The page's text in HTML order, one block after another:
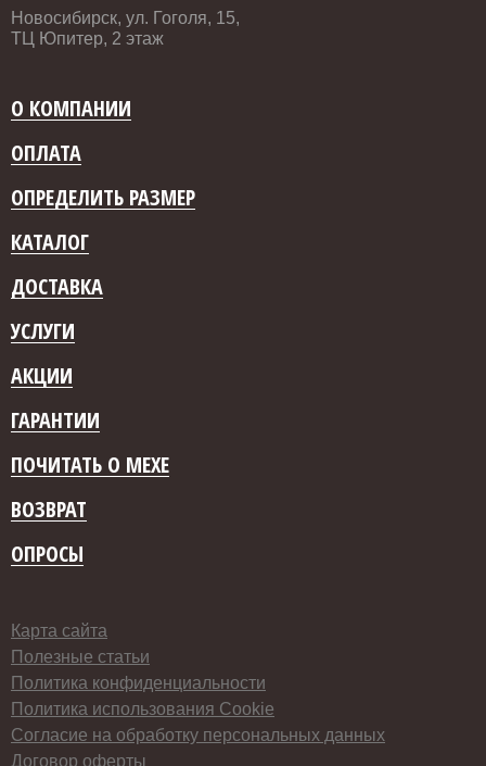
Новосибирск, ул. Гоголя, 15,
ТЦ Юпитер, 2 этаж
О КОМПАНИИ
ОПЛАТА
ОПРЕДЕЛИТЬ РАЗМЕР
КАТАЛОГ
ДОСТАВКА
УСЛУГИ
АКЦИИ
ГАРАНТИИ
ПОЧИТАТЬ О МЕХЕ
ВОЗВРАТ
ОПРОСЫ
Карта сайта
Полезные статьи
Политика конфиденциальности
Политика использования Cookie
Согласие на обработку персональных данных
Договор оферты